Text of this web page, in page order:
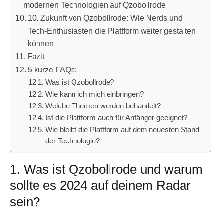
modernen Technologien auf Qzobollrode
10. Zukunft von Qzobollrode: Wie Nerds und
Tech-Enthusiasten die Plattform weiter gestalten
können
Fazit
5 kurze FAQs:
Was ist Qzobollrode?
Wie kann ich mich einbringen?
Welche Themen werden behandelt?
Ist die Plattform auch für Anfänger geeignet?
Wie bleibt die Plattform auf dem neuesten Stand
der Technologie?
1. Was ist Qzobollrode und warum
sollte es 2024 auf deinem Radar
sein?